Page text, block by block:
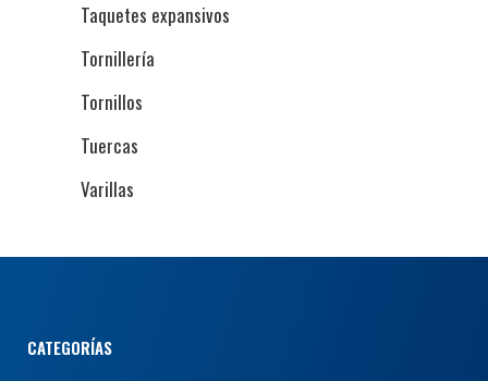
Taquetes expansivos
Tornillería
Tornillos
Tuercas
Varillas
CATEGORÍAS